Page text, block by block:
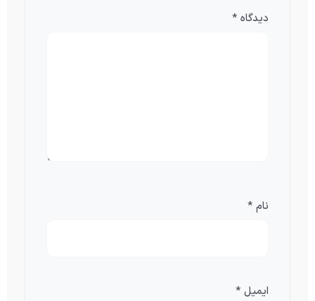
دیدگاه *
نام *
ایمیل *